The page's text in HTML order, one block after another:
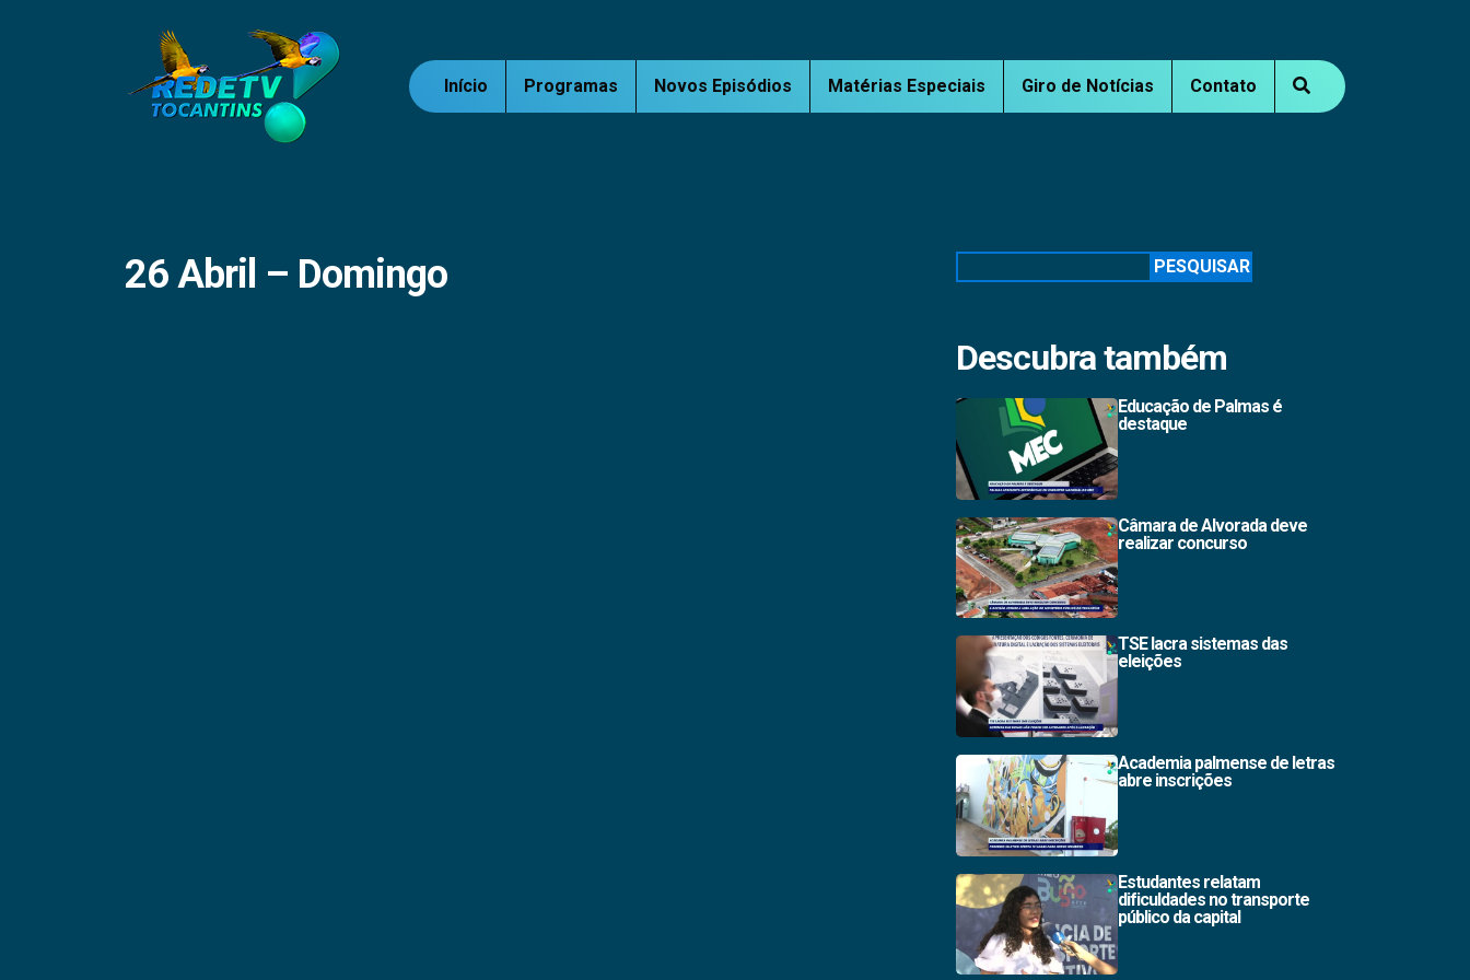
Início Programas Novos Episódios Matérias Especiais Giro de Notícias Contato
26 Abril – Domingo PESQUISAR
Descubra também
Educação de Palmas é
destaque
Câmara de Alvorada deve
realizar concurso
TSE lacra sistemas das
eleições
Academia palmense de letras
abre inscrições
Estudantes relatam
dificuldades no transporte
público da capital